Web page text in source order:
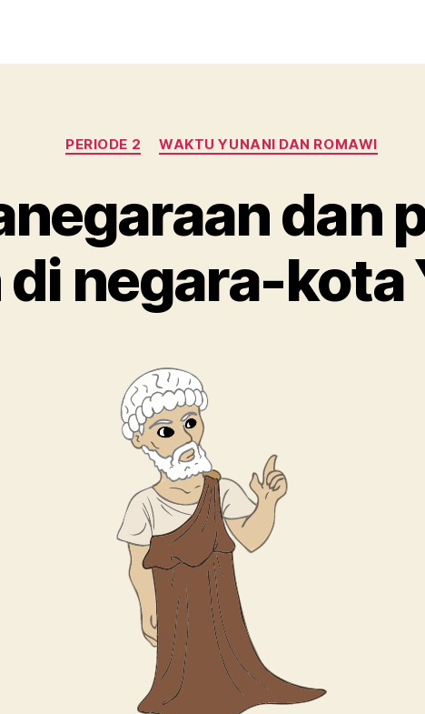
Kategori
PERIODE 2 WAKTU YUNANI DAN ROMAWI
dan
negara-kota